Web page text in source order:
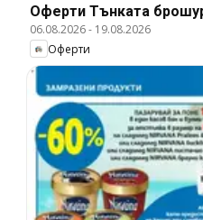
Оферти Тънката
06.08.2026- 19.08.2026
Оферти